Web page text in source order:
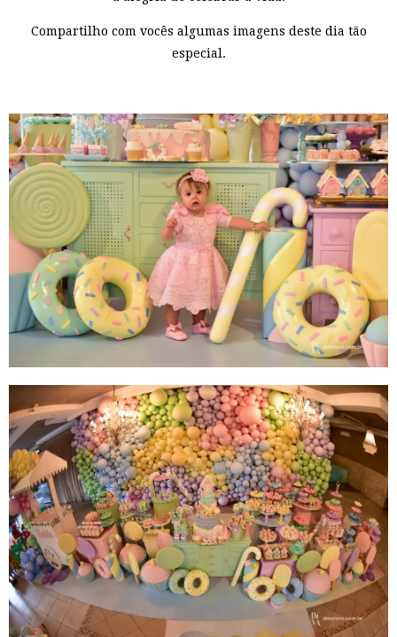
Compartilho com vocês algumas imagens deste dia tão
especial.